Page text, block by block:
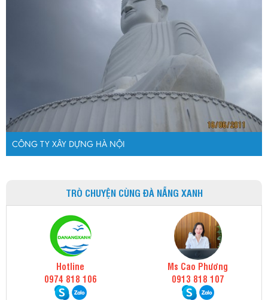
CÔNG TY XÂY DỰNG HÀ NỘI
TRÒ CHUYỆN CÙNG ĐÀ NẴNG XANH
Hotline
0974 818 106
Ms Cao Phương
0913 818 107